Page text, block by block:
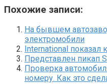
Похожие записи:
На бывшем
электромобили
International показал
Представлен пикап
Проверка
номеру. Как это